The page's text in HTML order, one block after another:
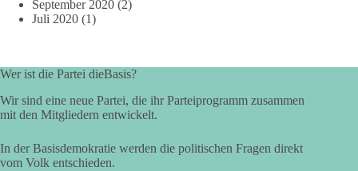
September 2020 (2)
Juli 2020 (1)
Wer ist die Partei dieBasis?
Wir sind eine neue Partei, die ihr Parteiprogramm zusammen
mit den Mitgliedern entwickelt.
In der Basisdemokratie werden die politischen Fragen direkt
vom Volk entschieden.